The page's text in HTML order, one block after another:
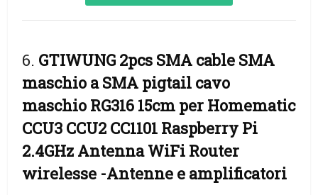
6. GTIWUNG 2pcs SMA cable SMA
maschio a SMA pigtail cavo
maschio RG316 15cm per Homematic
CCU3 CCU2 CC1101 Raspberry Pi
2.4GHz Antenna WiFi Router
wirelesse -Antenne e amplificatori